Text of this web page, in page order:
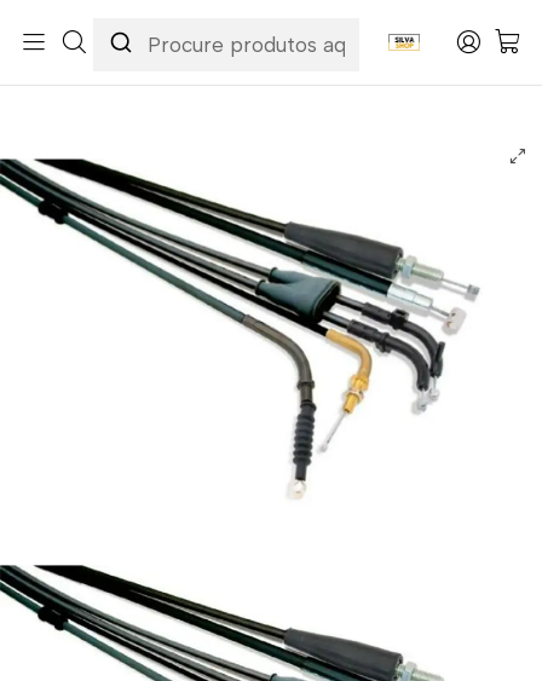
Acessórios & Personalização
Cabos
Cabos de Embraiagem
Cabo de Embraiagem Yamaha YFM Raptor 700 06-18